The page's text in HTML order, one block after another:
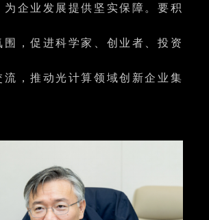
为企业发展提供坚实保障。要积
围，促进科学家、创业者、投资
流，推动光计算领域创新企业集